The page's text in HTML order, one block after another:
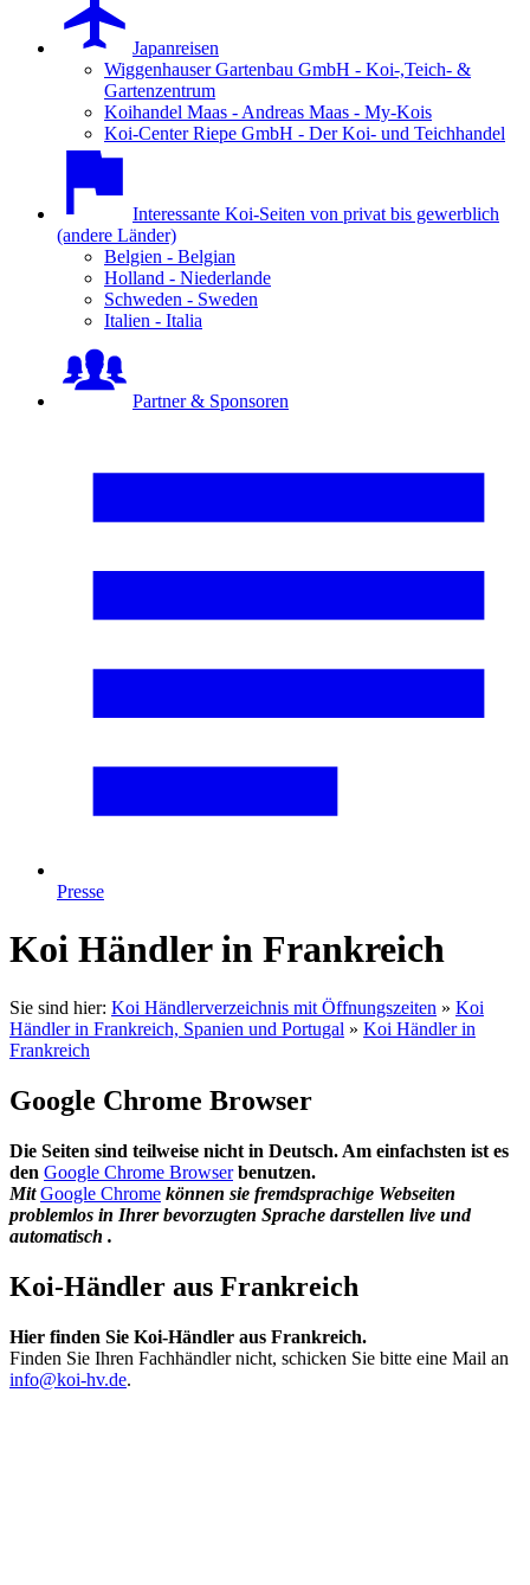
Japanreisen
Wiggenhauser Gartenbau GmbH - Koi-,Teich- &
Gartenzentrum
Koihandel Maas - Andreas Maas - My-Kois
Koi-Center Riepe GmbH - Der Koi- und Teichhandel
Interessante Koi-Seiten von privat bis gewerblich
(andere Länder)
Belgien - Belgian
Holland - Niederlande
Schweden - Sweden
Italien - Italia
Partner & Sponsoren
Presse
Koi Händler in Frankreich
Sie sind hier: Koi Händlerverzeichnis mit Öffnungszeiten » Koi
Händler in Frankreich, Spanien und Portugal » Koi Händler in
Frankreich
Google Chrome Browser
Die Seiten sind teilweise nicht in Deutsch. Am einfachsten ist es
den Google Chrome Browserbenutzen.
MitGoogle Chrome können sie fremdsprachige Webseiten
problemlos in Ihrer bevorzugten Sprache darstellen live und
automatisch .
Koi-Händler aus Frankreich
Hier finden Sie Koi-Händler aus Frankreich.
Finden Sie Ihren Fachhändler nicht, schicken Sie bitte eine Mail an
info@koi-hv.de.